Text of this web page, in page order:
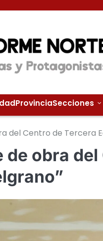
ProvinciaSecciones
del Centro de Tercera
obra del